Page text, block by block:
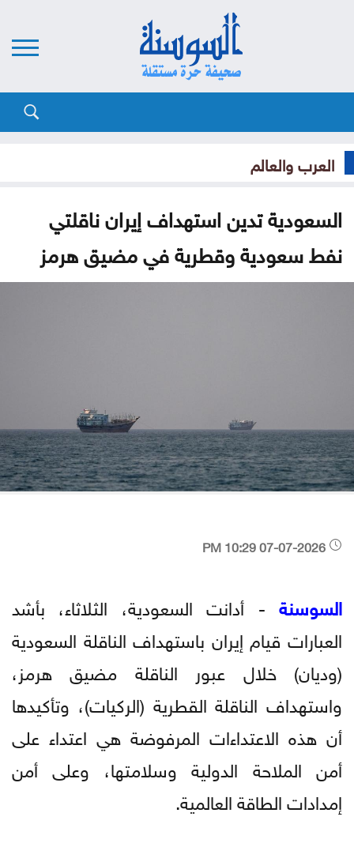
العرب والعالم
السعودية تدين استهداف إيران ناقلتي
نفط سعودية وقطرية في مضيق هرمز
السوسنة - أدانت السعودية، الثلاثاء، بأشد
العبارات قيام إيران باستهداف الناقلة السعودية
(وديان) خلال عبور الناقلة مضيق هرمز،
واستهداف الناقلة القطرية (الركيات)، وتأكيدها
أن هذه الاعتداءات المرفوضة هي اعتداء على
أمن الملاحة الدولية وسلامتها، وعلى أمن
إمدادات الطاقة العالمية.